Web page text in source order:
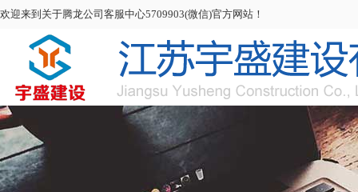
欢迎来到关于腾龙公司客服中心5709903(微信)官方网站！